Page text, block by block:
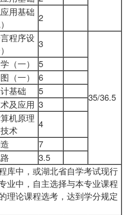
用基础 2
程序设 3
35/36.5
（一）
5
（一）
6
基础
5
及应用 3
机原理
术
4
7
3.5
库中，或湖北省自学考试现行
业中，自主选择与本专业课程
理论课程选考，达到学分规定